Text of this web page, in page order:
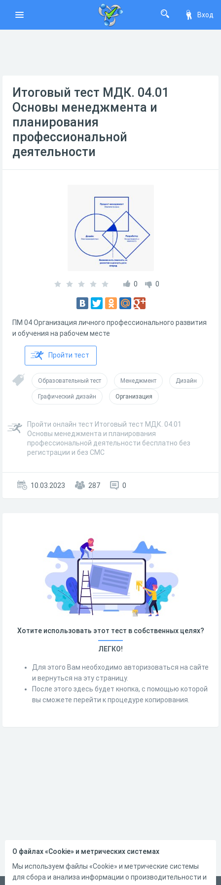
Вход
Итоговый тест МДК. 04.01
Основы менеджмента и
планирования
профессиональной
деятельности
0 0
ПМ 04 Организация личного профессионального развития
и обучения на рабочем месте
Пройти тест
Образовательный тест Менеджмент Дизайн
Графический дизайн Организация
Пройти онлайн тест Итоговый тест МДК. 04.01
Основы менеджмента и планирования
профессиональной деятельности бесплатно без
регистрации и без СМС
10.03.2023 287 0
Хотите использовать этот тест в собственных целях?
ЛЕГКО!
Для этого Вам необходимо авторизоваться на сайте
и вернуться на эту страницу.
После этого здесь будет кнопка, с помощью которой
вы сможете перейти к процедуре копирования.
О файлах «Cookie» и метрических системах
Мы используем файлы «Cookie» и метрические системы
для сбора и анализа информации о производительности и